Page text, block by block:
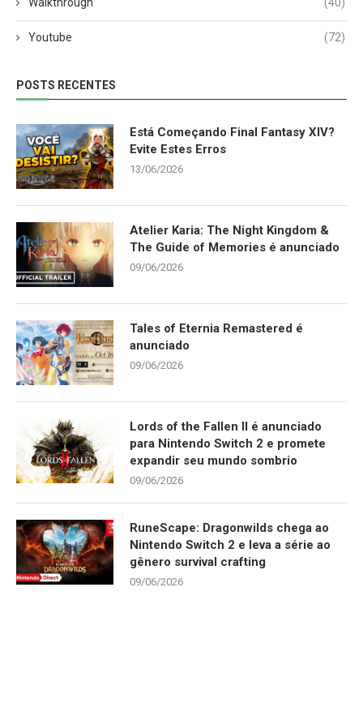
Youtube (72)
POSTS RECENTES
Está Começando Final Fantasy XIV?
Evite Estes Erros
13/06/2026
Atelier Karia: The Night Kingdom &
The Guide of Memories é anunciado
09/06/2026
Tales of Eternia Remastered é
anunciado
09/06/2026
Lords of the Fallen II é anunciado
para Nintendo Switch 2 e promete
expandir seu mundo sombrio
09/06/2026
RuneScape: Dragonwilds chega ao
Nintendo Switch 2 e leva a série ao
gênero survival crafting
09/06/2026